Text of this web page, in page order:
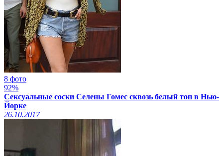
8 фото
92%
Сексуальные соски Селены Гомес сквозь белый топ в Нью-
Йорке
26.10.2017